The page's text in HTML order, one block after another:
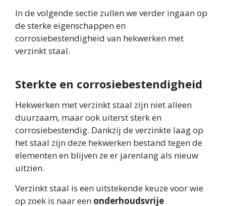
In de volgende sectie zullen we verder ingaan op
de sterke eigenschappen en
corrosiebestendigheid van hekwerken met
verzinkt staal.
Sterkte en corrosiebestendigheid
Hekwerken met verzinkt staal zijn niet alleen
duurzaam, maar ook uiterst sterk en
corrosiebestendig. Dankzij de verzinkte laag op
het staal zijn deze hekwerken bestand tegen de
elementen en blijven ze er jarenlang als nieuw
uitzien.
Verzinkt staal is een uitstekende keuze voor wie
op zoek is naar een onderhoudsvrije